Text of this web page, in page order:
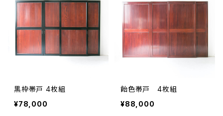
黒枠帯戸 4枚組
¥78,000
飴色帯戸 4枚組
¥88,000